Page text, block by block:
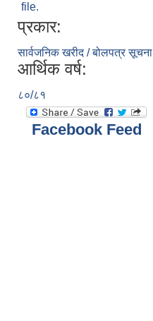
file.
प्रकार:
सार्वजनिक खरीद / बोलपत्र सूचना
आर्थिक वर्ष:
८०/८१
Facebook Feed